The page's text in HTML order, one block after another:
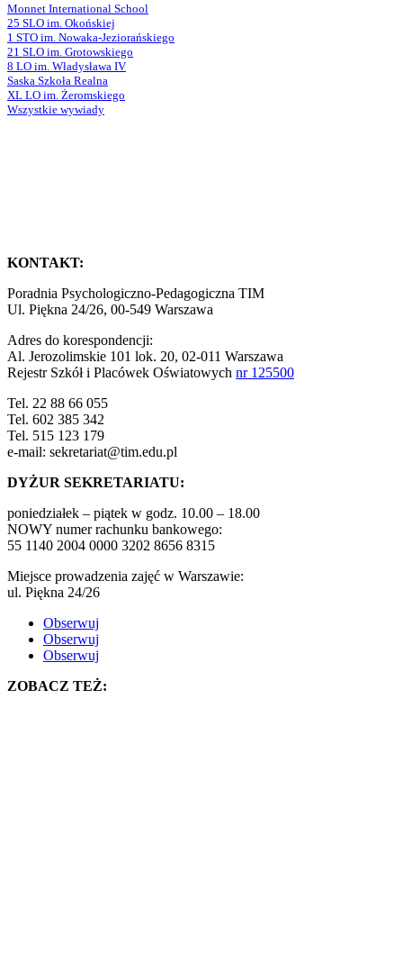
Monnet International School
25 SLO im. Okońskiej
1 STO im. Nowaka-Jeziorańskiego
21 SLO im. Grotowskiego
8 LO im. Władysława IV
Saska Szkoła Realna
XL LO im. Żeromskiego
Wszystkie wywiady
KONTAKT:
Poradnia Psychologiczno-Pedagogiczna TIM
Ul. Piękna 24/26, 00-549 Warszawa
Adres do korespondencji:
Al. Jerozolimskie 101 lok. 20, 02-011 Warszawa
Rejestr Szkół i Placówek Oświatowych nr 125500
Tel. 22 88 66 055
Tel. 602 385 342
Tel. 515 123 179
e-mail: sekretariat@tim.edu.pl
DYŻUR SEKRETARIATU:
poniedziałek – piątek w godz. 10.00 – 18.00
NOWY numer rachunku bankowego:
55 1140 2004 0000 3202 8656 8315
Miejsce prowadzenia zajęć w Warszawie:
ul. Piękna 24/26
Obserwuj
Obserwuj
Obserwuj
ZOBACZ TEŻ: